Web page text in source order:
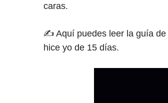
caras.
✍ Aquí puedes leer la guía de
hice yo de 15 días.